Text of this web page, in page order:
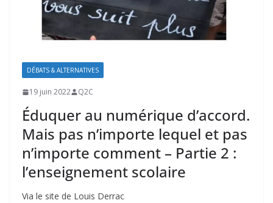
DÉBATS & ALTERNATIVES
19 juin 2022 Q2C
Éduquer au numérique d’accord.
Mais pas n’importe lequel et pas
n’importe comment – Partie 2 :
l’enseignement scolaire
Via le site de Louis Derrac